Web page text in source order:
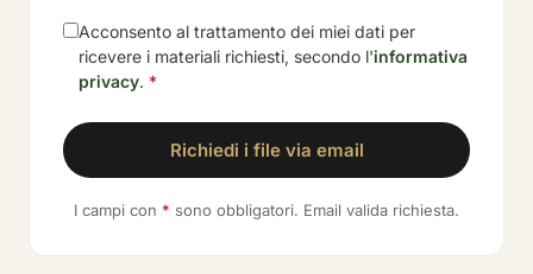
Acconsento al trattamento dei miei dati per
ricevere i materiali richiesti, secondo l'informativa
privacy. *
Richiedi i file via email
I campi con * sono obbligatori. Email valida richiesta.